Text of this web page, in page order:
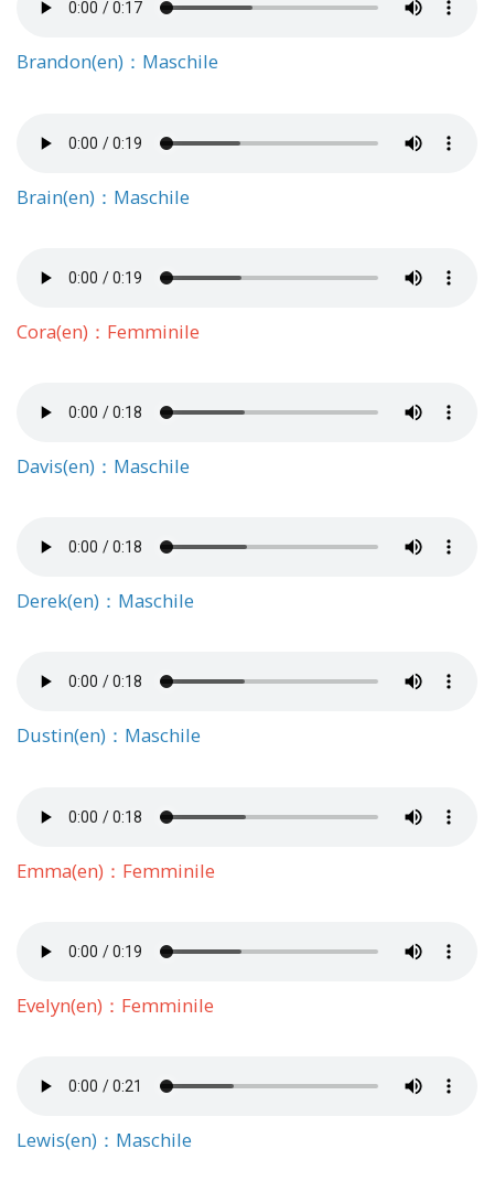
Brandon(en)：Maschile
Brain(en)：Maschile
Cora(en)：Femminile
Davis(en)：Maschile
Derek(en)：Maschile
Dustin(en)：Maschile
Emma(en)：Femminile
Evelyn(en)：Femminile
Lewis(en)：Maschile